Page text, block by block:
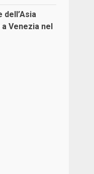
Venezia nel